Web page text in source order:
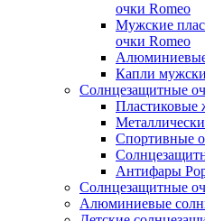
очки Romeo
Мужские
очки Romeo
Капли
Солнцезащитные
Пластиковые
Спортивные
Aнтифары
Солнцезащитные
Алюминиевые